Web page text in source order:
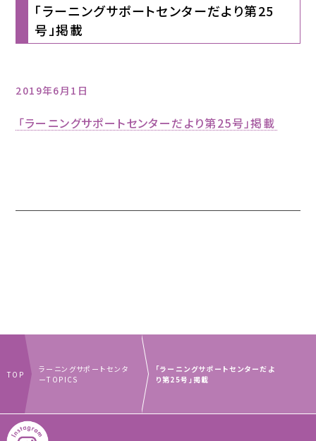
「ラーニングサポートセンターだより第25
号」掲載
2019年6月1日
「ラーニングサポートセンターだより第25号」掲載
TOP
ラーニングサポートセンタ
ーTOPICS
「ラーニングサポートセンターだよ
り第25号」掲載